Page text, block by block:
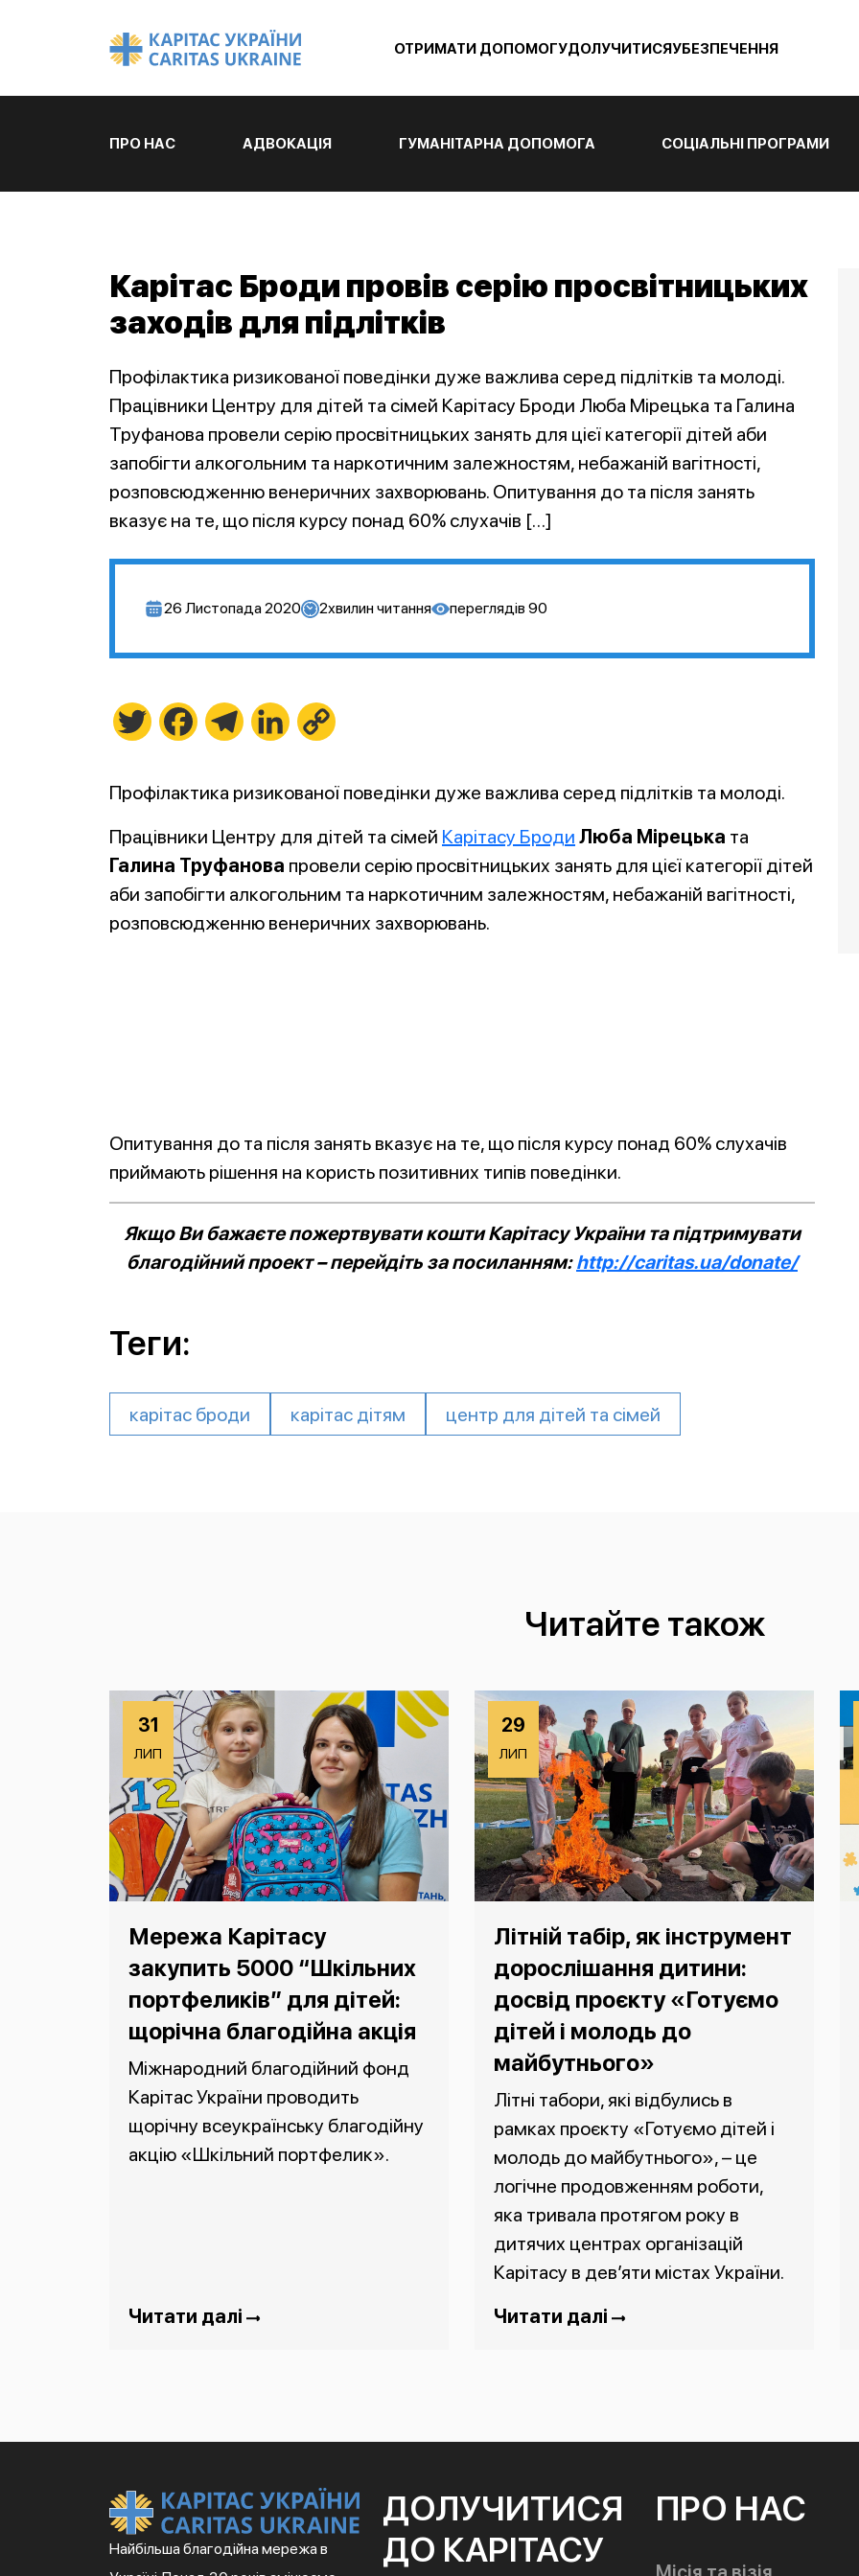
ОТРИМАТИ ДОПОМОГУДОЛУЧИТИСЯУБЕЗПЕЧЕННЯ
ПРО НАС АДВОКАЦІЯ ГУМАНІТАРНА ДОПОМОГА СОЦІАЛЬНІ ПРОГРАМИ
Карітас Броди провів серію просвітницьких
заходів для підлітків
Профілактика ризикованої поведінки дуже важлива серед підлітків та молоді.
Працівники Центру для дітей та сімей Карітасу Броди Люба Мірецька та Галина
Труфанова провели серію просвітницьких занять для цієї категорії дітей аби
запобігти алкогольним та наркотичним залежностям, небажаній вагітності,
розповсюдженню венеричних захворювань. Опитування до та після занять
вказує на те, що після курсу понад 60% слухачів […]
26 Листопада 2020 2хвилин читання переглядів 90
Twitter FacebookTelegramLinkedIn
Профілактика ризикованої поведінки дуже важлива серед підлітків та молоді.
Працівники Центру для дітей та сімей Карітасу Броди Люба Мірецька та
Галина Труфанова провели серію просвітницьких занять для цієї категорії дітей
аби запобігти алкогольним та наркотичним залежностям, небажаній вагітності,
розповсюдженню венеричних захворювань.
Опитування до та після занять вказує на те, що після курсу понад 60% слухачів
приймають рішення на користь позитивних типів поведінки.
Якщо Ви бажаєте пожертвувати кошти Карітасу України та підтримувати
благодійний проект – перейдіть за посиланням:http://caritas.ua/donate/
Теги:
карітас броди карітас дітям центр для дітей та сімей
Читайте також
31
ЛИП
Мережа Карітасу
закупить 5000 “Шкільних
портфеликів” для дітей:
щорічна благодійна акція
Міжнародний благодійний фонд
Карітас України проводить
щорічну всеукраїнську благодійну
акцію «Шкільний портфелик».
Читати далі
29
ЛИП
Літній табір, як інструмент
дорослішання дитини:
досвід проєкту «Готуємо
дітей і молодь до
майбутнього»
Літні табори, які відбулись в
рамках проєкту «Готуємо дітей і
молодь до майбутнього», – це
логічне продовженням роботи,
яка тривала протягом року в
дитячих центрах організацій
Карітасу в дев’яти містах України.
Читати далі
Найбільша благодійна мережа в
ДОЛУЧИТИСЯ
ДО КАРІТАСУ
ПРО НАС